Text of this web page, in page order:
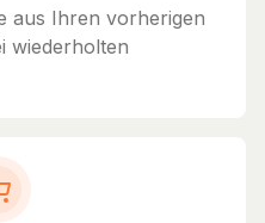
aus Ihren vorherigen
wiederholten